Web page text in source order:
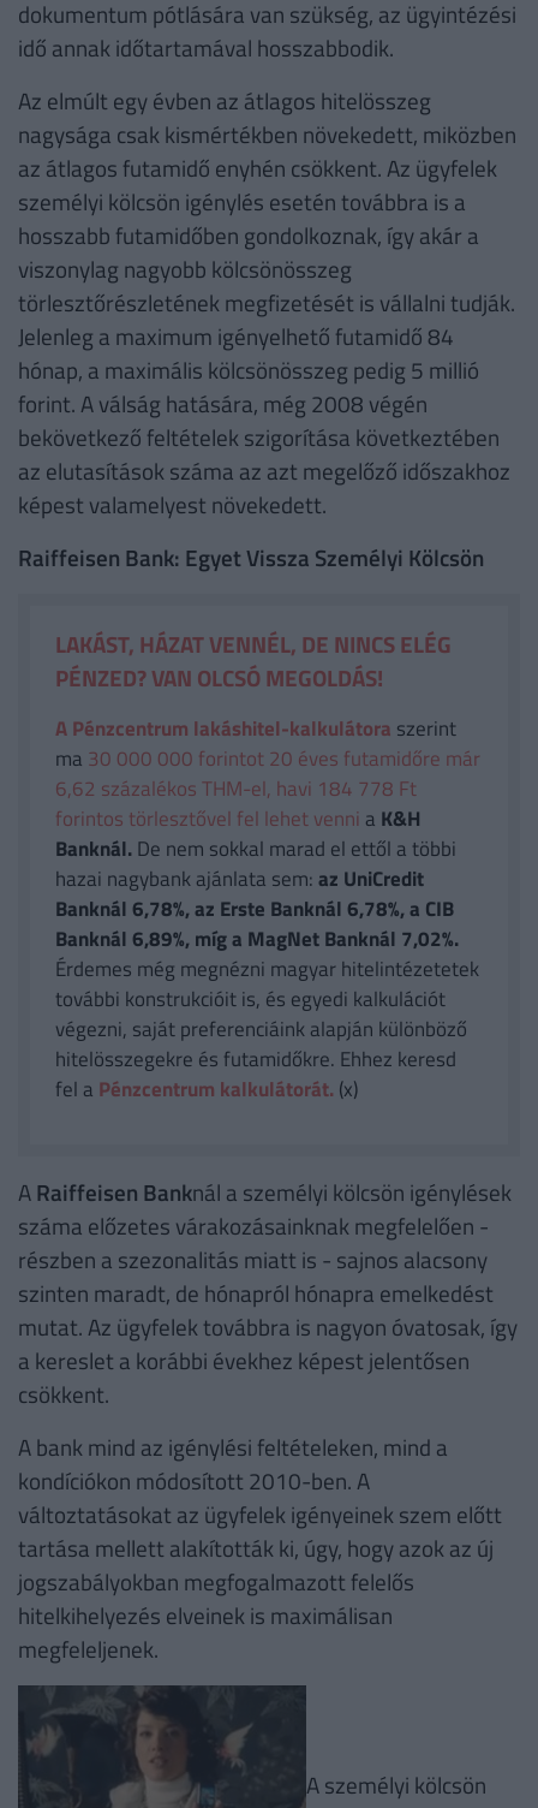
dokumentum pótlására van szükség, az ügyintézési
idő annak időtartamával hosszabbodik.
Az elmúlt egy évben az átlagos hitelösszeg
nagysága csak kismértékben növekedett, miközben
az átlagos futamidő enyhén csökkent. Az ügyfelek
személyi kölcsön igénylés esetén továbbra is a
hosszabb futamidőben gondolkoznak, így akár a
viszonylag nagyobb kölcsönösszeg
törlesztőrészletének megfizetését is vállalni tudják.
Jelenleg a maximum igényelhető futamidő 84
hónap, a maximális kölcsönösszeg pedig 5 millió
forint. A válság hatására, még 2008 végén
bekövetkező feltételek szigorítása következtében
az elutasítások száma az azt megelőző időszakhoz
képest valamelyest növekedett.
Raiffeisen Bank: Egyet Vissza Személyi Kölcsön
LAKÁST, HÁZAT VENNÉL, DE NINCS ELÉG
PÉNZED? VAN OLCSÓ MEGOLDÁS!
A Pénzcentrum lakáshitel-kalkulátora szerint
ma 30 000 000 forintot 20 éves futamidőre már
6,62 százalékos THM-el, havi 184 778 Ft
forintos törlesztővel fel lehet venni a K&H
Banknál.De nem sokkal marad el ettől a többi
hazai nagybank ajánlata sem:az UniCredit
Banknál 6,78%, az Erste Banknál 6,78%, a CIB
Banknál 6,89%, míg a MagNet Banknál 7,02%.
Érdemes még megnézni magyar hitelintézetetek
további konstrukcióit is, és egyedi kalkulációt
végezni, saját preferenciáink alapján különböző
hitelösszegekre és futamidőkre. Ehhez keresd
fel a Pénzcentrum kalkulátorát. (x)
ARaiffeisen Banknál a személyi kölcsön igénylések
száma előzetes várakozásainknak megfelelően -
részben a szezonalitás miatt is - sajnos alacsony
szinten maradt, de hónapról hónapra emelkedést
mutat. Az ügyfelek továbbra is nagyon óvatosak, így
a kereslet a korábbi évekhez képest jelentősen
csökkent.
A bank mind az igénylési feltételeken, mind a
kondíciókon módosított 2010-ben. A
változtatásokat az ügyfelek igényeinek szem előtt
tartása mellett alakították ki, úgy, hogy azok az új
jogszabályokban megfogalmazott felelős
hitelkihelyezés elveinek is maximálisan
megfeleljenek.
A személyi kölcsön